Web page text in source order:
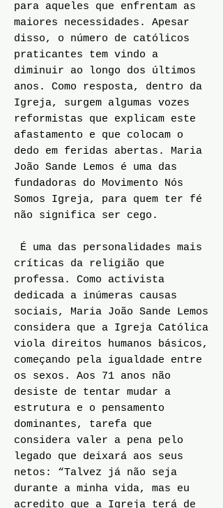
para aqueles que enfrentam as
maiores necessidades. Apesar
disso, o número de católicos
praticantes tem vindo a
diminuir ao longo dos últimos
anos. Como resposta, dentro da
Igreja, surgem algumas vozes
reformistas que explicam este
afastamento e que colocam o
dedo em feridas abertas. Maria
João Sande Lemos é uma das
fundadoras do Movimento Nós
Somos Igreja, para quem ter fé
não significa ser cego.
É uma das personalidades mais
críticas da religião que
professa. Como activista
dedicada a inúmeras causas
sociais, Maria João Sande Lemos
considera que a Igreja Católica
viola direitos humanos básicos,
começando pela igualdade entre
os sexos. Aos 71 anos não
desiste de tentar mudar a
estrutura e o pensamento
dominantes, tarefa que
considera valer a pena pelo
legado que deixará aos seus
netos: “Talvez já não seja
durante a minha vida, mas eu
acredito que a Igreja terá de